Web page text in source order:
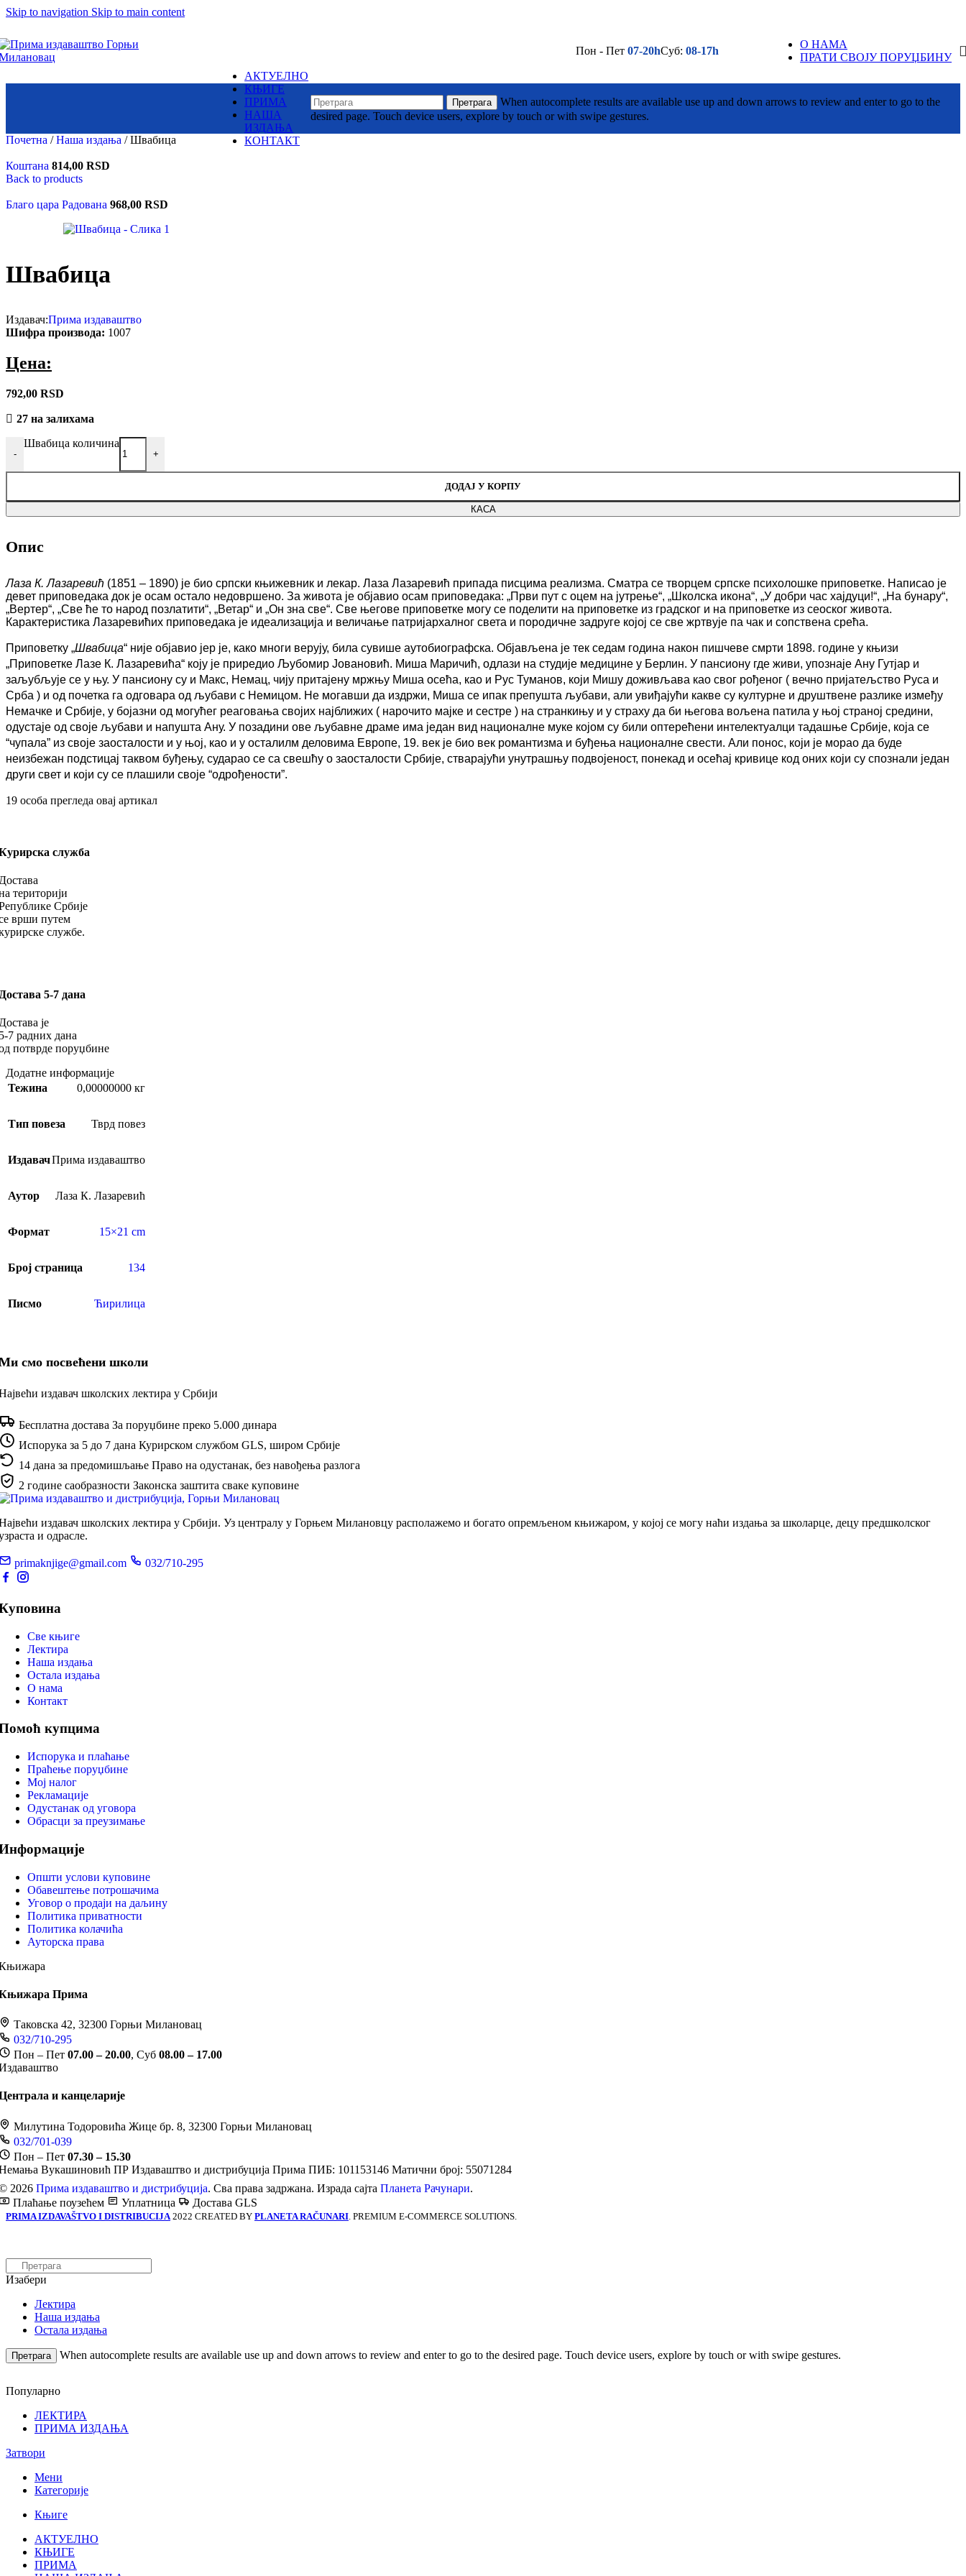
Skip to navigation Skip to main content
Издаваштво: Милутина Тодоровића Жице ББ, Горњи Милановац
Контакт
Пон. - Пет.:
7:30am -15:30pm
Пон - Пет 07-20hСуб: 08-17h
О НАМА
ПРАТИ СВОЈУ ПОРУЏБИНУ
Змајеви су снажни,
одважни,
али и страшни демони,
Вилинске
Чудесна лепота
и натприродне
Српска историја
Долина
АКТУЕЛНО
КЊИГЕ
ПРИМА
НАША
ИЗДАЊА
КОНТАКТ
Претрага
When autocomplete results are available use up and down arrows to review and enter to go to the
desired page. Touch device users, explore by touch or with swipe gestures.
Почетна / Наша издања / Швабица
Коштана 814,00 RSD
Back to products
Благо цара Радована 968,00 RSD
Швабица
Издавач:Прима издаваштво
Шифра производа: 1007
Цена:
792,00 RSD
27 на залихама
-
Швабица количина
+
ДОДАЈ У КОРПУ
КАСА
Опис
Лаза К. Лазаревић (1851 – 1890) је био српски књижевник и лекар. Лаза Лазаревић припада писцима реализма. Сматра се творцем српске психолошке приповетке. Написао је
девет приповедака док је осам остало недовршено. За живота је објавио осам приповедака: „Први пут с оцем на јутрење“, „Школска икона“, „У добри час хајдуци!“, „На бунару“,
„Вертер“, „Све ће то народ позлатити“, „Ветар“ и „Он зна све“. Све његове приповетке могу се поделити на приповетке из градског и на приповетке из сеоског живота.
Карактеристика Лазаревићих приповедака је идеализација и величање патријархалног света и породичне задруге којој се све жртвује па чак и сопствена срећа.
Приповетку „Швабица“ није објавио јер је, како многи верују, била сувише аутобиографска. Објављена је тек седам година након пишчеве смрти 1898. године у књизи
„Приповетке Лазе К. Лазаревића“ коју је приредио Љубомир Јовановић. Миша Маричић, одлази на студије медицине у Берлин. У пансиону где живи, упознаје Ану Гутјар и
заљубљује се у њу. У пансиону су и Макс, Немац, чију притајену мржњу Миша осећа, као и Рус Туманов, који Мишу доживљава као свог рођеног ( вечно пријатељство Руса и
Срба ) и од почетка га одговара од љубави с Немицом. Не могавши да издржи, Миша се ипак препушта љубави, али увиђајући какве су културне и друштвене разлике између
Немачке и Србије, у бојазни од могућег реаговања својих најближих ( нарочито мајке и сестре ) на странкињу и у страху да би његова вољена патила у њој страној средини,
одустаје од своје љубави и напушта Ану. У позадини ове љубавне драме има један вид националне муке којом су били оптерећени интелектуалци тадашње Србије, која се
“чупала” из своје заосталости и у њој, као и у осталилм деловима Европе, 19. век је био век романтизма и буђења националне свести. Али понос, који је морао да буде
неизбежан подстицај таквом буђењу, сударао се са свешћу о заосталости Србије, стварајући унутрашњу подвојеност, понекад и осећај кривице код оних који су спознали један
други свет и који су се плашили своје “одрођености”.
19 особа прегледа овај артикал
служба
територији
Србије
врши путем
службе.
5-7 дана
је
7 радних дана
потврде поруџбине
Додатне информације
Тежина
0,00000000 кг
Тип повеза Тврд повез
ИздавачПрима издаваштво
Аутор Лаза К. Лазаревић
Формат 15×21 cm
Број страница 134
Писмо Ћирилица
смо посвећени школи
издавач школских лектира у Србији
Бесплатна достава За поруџбине преко 5.000 динара
Испорука за 5 до 7 дана Курирском службом GLS, широм Србије
14 дана за предомишљање Право на одустанак, без навођења разлога
2 године саобразности Законска заштита сваке куповине
издавач школских лектира у Србији. Уз централу у Горњем Милановцу располажемо и богато опремљеном књижаром, у којој се могу наћи издања за школарце, децу предшколског
и одрасле.
primaknjige@gmail.com 032/710-295
Све књиге
Лектира
Наша издања
Остала издања
О нама
Контакт
купцима
Испорука и плаћање
Праћење поруџбине
Мој налог
Рекламације
Одустанак од уговора
Обрасци за преузимање
Општи услови куповине
Обавештење потрошачима
Уговор о продаји на даљину
Политика приватности
Политика колачића
Ауторска права
Прима
Таковска 42, 32300 Горњи Милановац
032/710-295
Пон – Пет 07.00 – 20.00, Суб 08.00 – 17.00
и канцеларије
Милутина Тодоровића Жице бр. 8, 32300 Горњи Милановац
032/701-039
Пон – Пет 07.30 – 15.30
Вукашиновић ПР Издаваштво и дистрибуција Прима ПИБ: 101153146 Матични број: 55071284
2026 Прима издаваштво и дистрибуција. Сва права задржана. Израда сајта Планета Рачунари.
Плаћање поузећем
Уплатница Достава GLS
PRIMA IZDAVAŠTVO I DISTRIBUCIJA 2022 CREATED BY PLANETA RAČUNARI . PREMIUM E-COMMERCE SOLUTIONS.
Изабери
Лектира
Наша издања
Остала издања
Претрага When autocomplete results are available use up and down arrows to review and enter to go to the desired page. Touch device users, explore by touch or with swipe gestures.
Популарно
ЛЕКТИРА
ПРИМА ИЗДАЊА
Затвори
Мени
Категорије
Књиге
АКТУЕЛНО
КЊИГЕ
ПРИМА